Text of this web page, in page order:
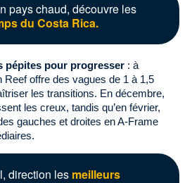
pays chaud, découvre les
du Costa Rica.
pépites pour progresser : à
Reef offre des vagues de 1 à 1,5
les transitions. En décembre,
les creux, tandis qu’en février,
gauches et droites en A-Frame
direction les meilleurs